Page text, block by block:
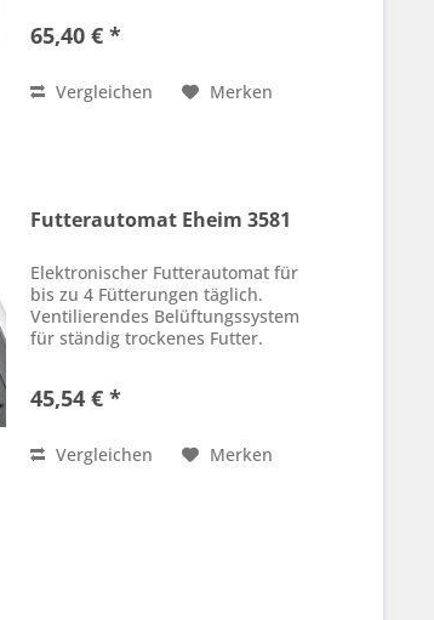
65,40 € *
Vergleichen Merken
Futterautomat Eheim 3581
Elektronischer Futterautomat für
bis zu 4 Fütterungen täglich.
Ventilierendes Belüftungssystem
für ständig trockenes Futter.
45,54 € *
Vergleichen Merken